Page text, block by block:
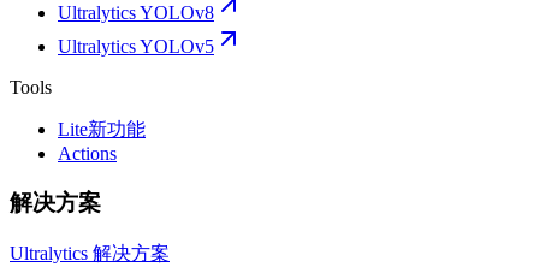
Ultralytics YOLOv8
Ultralytics YOLOv5
Tools
Lite新功能
Actions
解决方案
Ultralytics 解决方案